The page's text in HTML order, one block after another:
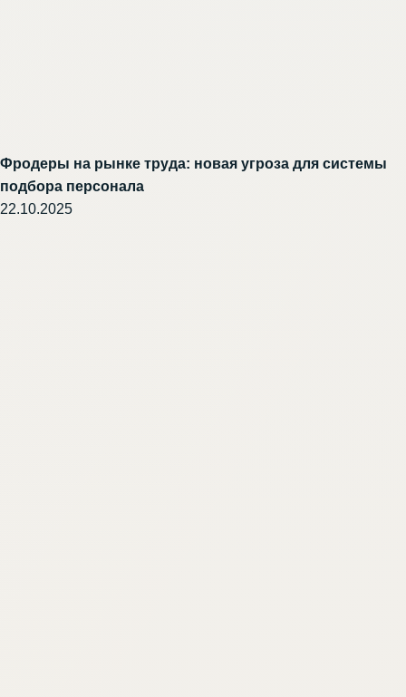
Фродеры на рынке труда: новая угроза для системы
подбора персонала
22.10.2025